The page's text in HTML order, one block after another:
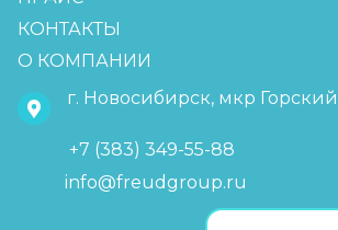
КОНТАКТЫ
О КОМПАНИИ
г. Новосибирск, мкр
+7 (383) 349-55-88
info@freudgroup.ru